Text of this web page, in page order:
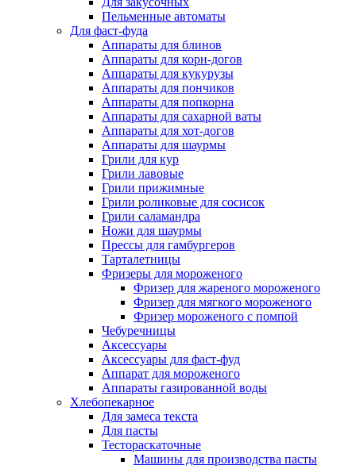
Пельменные автоматы
Для фаст-фуда
Аппараты для блинов
Аппараты для корн-догов
Аппараты для кукурузы
Аппараты для пончиков
Аппараты для попкорна
Аппараты для сахарной ваты
Аппараты для хот-догов
Аппараты для шаурмы
Грили для кур
Грили лавовые
Грили прижимные
Грили роликовые для сосисок
Грили саламандра
Ножи для шаурмы
Прессы для гамбургеров
Тарталетницы
Фризеры для мороженого
Фризер для жареного мороженого
Фризер для мягкого мороженого
Фризер мороженого с помпой
Чебуречницы
Аксессуары
Аксессуары для фаст-фуд
Аппарат для мороженого
Аппараты газированной воды
Хлебопекарное
Для замеса текста
Для пасты
Тестораскаточные
Машины для производства пасты